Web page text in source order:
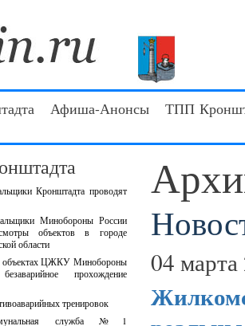
Афиша-Анонсы ТПП
Кронштадта проводят
Минобороны России
объектов в городе
области
объектах ЦЖКУ Минобороны
прохождение
тренировок
служба №1
04